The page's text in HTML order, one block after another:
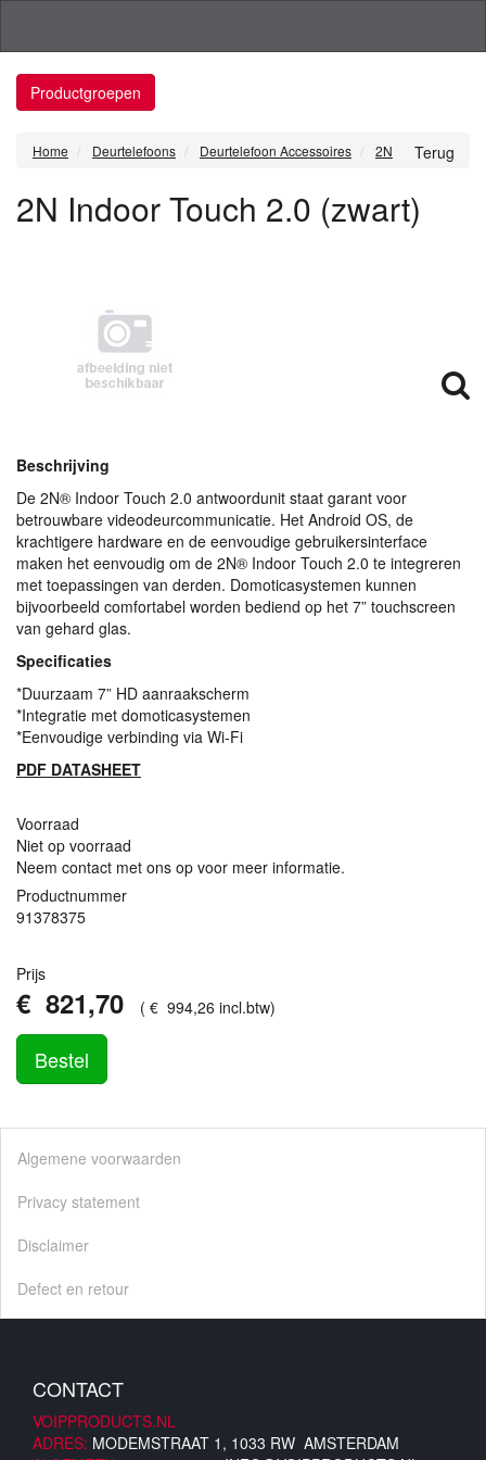
Productgroepen
Terug
Home Deurtelefoons Deurtelefoon Accessoires 2N
2N Indoor Touch 2.0 (zwart)
Beschrijving
De 2N® Indoor Touch 2.0 antwoordunit staat garant voor
betrouwbare videodeurcommunicatie. Het Android OS, de
krachtigere hardware en de eenvoudige gebruikersinterface
maken het eenvoudig om de 2N® Indoor Touch 2.0 te integreren
met toepassingen van derden. Domoticasystemen kunnen
bijvoorbeeld comfortabel worden bediend op het 7” touchscreen
van gehard glas.
Specificaties
*Duurzaam 7” HD aanraakscherm
*Integratie met domoticasystemen
*Eenvoudige verbinding via Wi-Fi
PDF DATASHEET
Voorraad
Niet op voorraad
Neem contact met ons op voor meer informatie.
Productnummer
91378375
Prijs
€ 821,70 ( € 994,26 incl.btw)
Bestel
Algemene voorwaarden
Privacy statement
Disclaimer
Defect en retour
CONTACT
VOIPPRODUCTS.NL
ADRES: MODEMSTRAAT 1, 1033 RW AMSTERDAM